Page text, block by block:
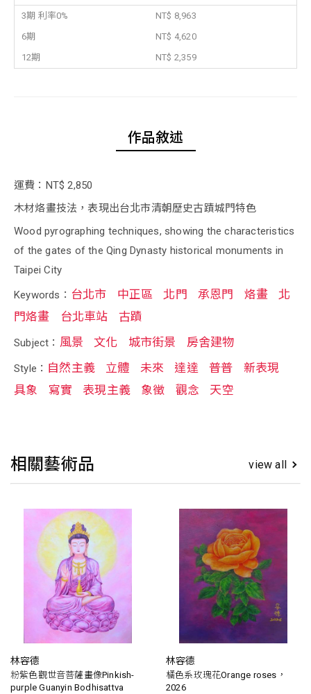
3期 利率0%
NT$ 8,963
6期
NT$ 4,620
12期
NT$ 2,359
作品敘述
運費：NT$ 2,850
木材烙畫技法，表現出台北市清朝歷史古蹟城門特色
Wood pyrographing techniques, showing the characteristics
of the gates of the Qing Dynasty historical monuments in
Taipei City
Keywords： 台北市 中正區 北門 承恩門 烙畫
北
門烙畫
台北車站 古蹟
Subject： 風景 文化 城市街景 房舍建物
Style： 自然主義 立體 未來 達達 普普
新表現
具象
寫實 表現主義 象徵 觀念 天空
相關藝術品 view all
林容德
粉紫色觀世音菩薩畫像Pinkish-
purple Guanyin Bodhisattva
林容德
橘色系玫瑰花Orange roses，
2026